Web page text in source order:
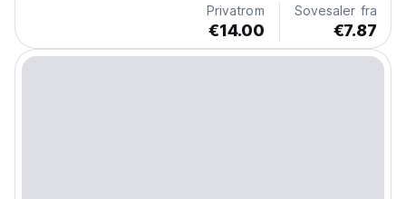
Privatrom
€14.00
Sovesaler fra
€7.87